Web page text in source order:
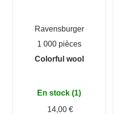
Ravensburger
1 000 pièces
Colorful wool
En stock (1)
14,00 €